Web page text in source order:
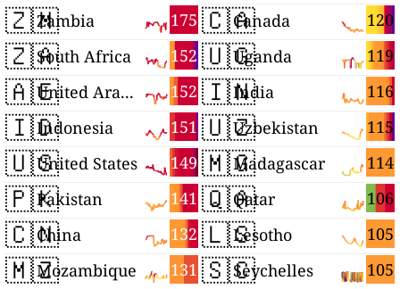
🇿🇲 175
Zambia
🇿🇦 152
South Africa
🇦🇪 152
United Arab Emirates
🇮🇩 151
Indonesia
🇺🇸 149
United States
🇵🇰 141
Pakistan
🇨🇳 132
China
🇲🇿 131
Mozambique
🇨🇦 120
Canada
🇺🇬 119
Uganda
🇮🇳 116
India
🇺🇿 115
Uzbekistan
🇲🇬 114
Madagascar
🇶🇦 106
Qatar
🇱🇸 105
Lesotho
🇸🇨 105
Seychelles